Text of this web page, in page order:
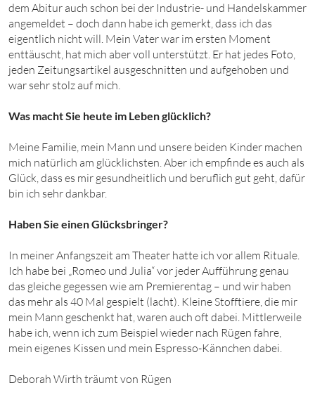
dem Abitur auch schon bei der Industrie- und Handelskammer
angemeldet – doch dann habe ich gemerkt, dass ich das
eigentlich nicht will. Mein Vater war im ersten Moment
enttäuscht, hat mich aber voll unterstützt. Er hat jedes Foto,
jeden Zeitungsartikel ausgeschnitten und aufgehoben und
war sehr stolz auf mich.
Was macht Sie heute im Leben glücklich?
Meine Familie, mein Mann und unsere beiden Kinder machen
mich natürlich am glücklichsten. Aber ich empfinde es auch als
Glück, dass es mir gesundheitlich und beruflich gut geht, dafür
bin ich sehr dankbar.
Haben Sie einen Glücksbringer?
In meiner Anfangszeit am Theater hatte ich vor allem Rituale.
Ich habe bei „Romeo und Julia“ vor jeder Aufführung genau
das gleiche gegessen wie am Premierentag – und wir haben
das mehr als 40 Mal gespielt (lacht). Kleine Stofftiere, die mir
mein Mann geschenkt hat, waren auch oft dabei. Mittlerweile
habe ich, wenn ich zum Beispiel wieder nach Rügen fahre,
mein eigenes Kissen und mein Espresso-Kännchen dabei.
Deborah Wirth träumt von Rügen